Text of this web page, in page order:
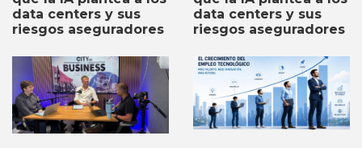
data centers y sus
riesgos aseguradores
data centers y sus
riesgos aseguradores